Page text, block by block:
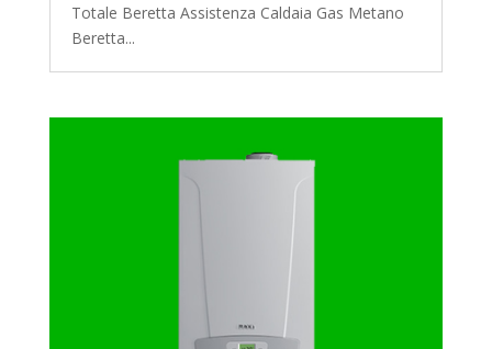
Totale Beretta Assistenza Caldaia Gas Metano
Beretta...